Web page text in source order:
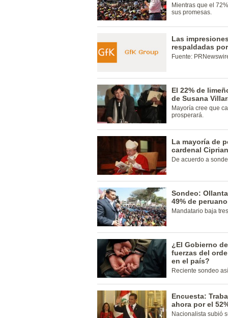
Mientras que el
sus promesas.
Las
respaldadas
Fuente:
El 22% de
de Susana
Mayoría cree que
prosperará.
La mayoría de
cardenal
De acuerdo a
Sondeo:
49% de
Mandatario baja
¿El Gobierno
fuerzas del
en el país?
Reciente sondeo
Encuesta:
ahora por el
Nacionalista subió